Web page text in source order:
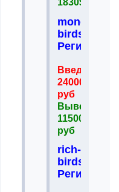
money-
birds.es
Введено
24000
руб
Вывел
115000
руб
rich-
birds.com